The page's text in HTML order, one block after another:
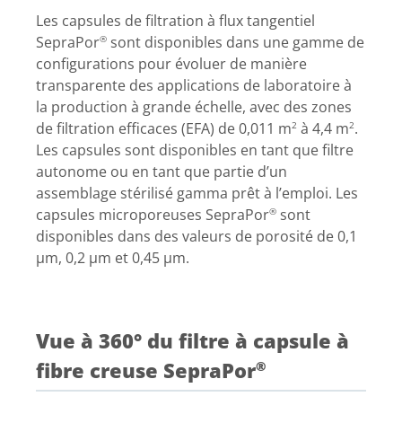
Les capsules de filtration à flux tangentiel
SepraPor® sont disponibles dans une gamme de
configurations pour évoluer de manière
transparente des applications de laboratoire à
la production à grande échelle, avec des zones
de filtration efficaces (EFA) de 0,011 m2 à 4,4 m2.
Les capsules sont disponibles en tant que filtre
autonome ou en tant que partie d’un
assemblage stérilisé gamma prêt à l’emploi. Les
capsules microporeuses SepraPor® sont
disponibles dans des valeurs de porosité de 0,1
µm, 0,2 µm et 0,45 µm.
Vue à 360° du filtre à capsule à
fibre creuse SepraPor®